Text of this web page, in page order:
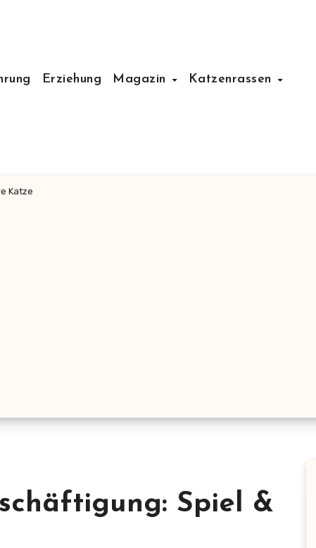
Erziehung Magazin Katzenrassen
Katze
Spiel &